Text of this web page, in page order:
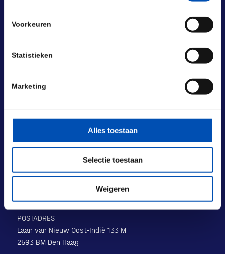
Voorkeuren
Statistieken
Marketing
Alles toestaan
Selectie toestaan
Weigeren
BEZOEKADRES
Laan van Nieuw Oost-Indië 131-133
2593 BM Den Haag
POSTADRES
Laan van Nieuw Oost-Indië 133 M
2593 BM Den Haag